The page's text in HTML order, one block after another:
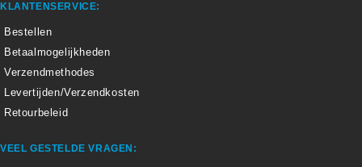
KLANTENSERVICE:
Bestellen
Betaalmogelijkheden
Verzendmethodes
Levertijden/Verzendkosten
Retourbeleid
VEEL GESTELDE VRAGEN: